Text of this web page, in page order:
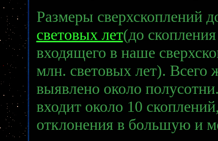
Размеры сверхскоплений
световых лет(до
входящего в наше
млн. световых лет). Всего
выявлено около
входит около 10
отклонения в большую и